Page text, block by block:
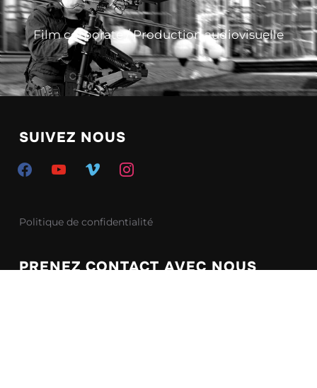
Film corporate/Production audiovisuelle
SUIVEZ NOUS
Politique de confidentialité
PRENEZ CONTACT AVEC NOUS